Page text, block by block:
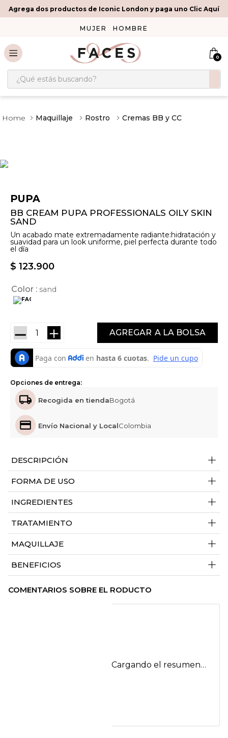
Agrega dos productos de Iconic London y paga uno Clic Aquí
MUJER HOMBRE
0
¿Qué estás buscando?
Maquillaje Rostro Cremas BB y CC
PUPA
BB CREAM PUPA PROFESSIONALS OILY SKIN
SAND
Un acabado mate extremadamente radiante:hidratación y
suavidad para un look uniforme, piel perfecta durante todo
el día
$ 123.900
Color sand
＋
－ AGREGAR
Opciones de entrega:
Recogida en tiendaBogotá
Envío Nacional y LocalColombia
DESCRIPCIÓN +
FORMA DE USO +
INGREDIENTES +
TRATAMIENTO +
MAQUILLAJE +
BENEFICIOS +
COMENTARIOS SOBRE EL RODUCTO
Cargando el resumen…